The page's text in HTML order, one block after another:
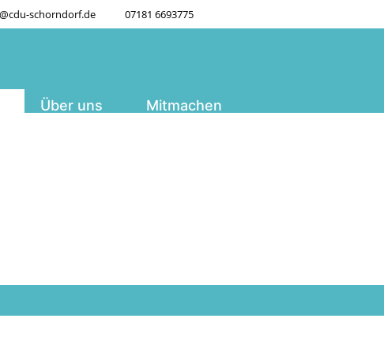
schorndorf.de 07181 6693775
Über uns Mitmachen